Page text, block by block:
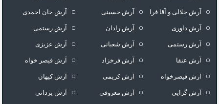
آرش جلالی و آقا فرا آرش حسینی آرش خان احمدی
آرش داوری آرش رادان آرش رستمى
آرش رستمی آرش شعبانی آرش عزیزی
آرش عنقا آرش فرخزاد آرش قیصر خواه
آرش قیصرخواه آرش کریمی آرش کیهان
آرش گرایی آرش معروفی آرش یزدانی